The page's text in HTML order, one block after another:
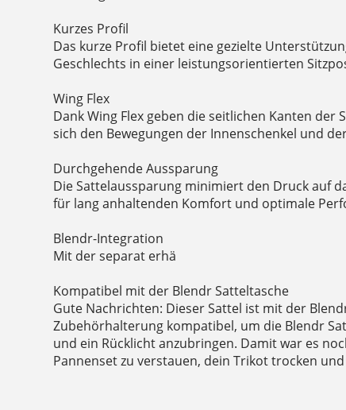
Kurzes Profil
Das kurze Profil bietet eine gezielte
Geschlechts in einer leistungsorientierten
Wing Flex
Dank Wing Flex geben die seitlichen Kanten der
sich den Bewegungen der Innenschenkel und
Durchgehende Aussparung
Die Sattelaussparung minimiert den Druck auf
für lang anhaltenden Komfort und optimale
Blendr-Integration
Mit der separat erhä
Kompatibel mit der Blendr Satteltasche
Gute Nachrichten: Dieser Sattel ist mit der
Zubehörhalterung kompatibel, um die Blendr
und ein Rücklicht anzubringen. Damit war es
Pannenset zu verstauen, dein Trikot trocken